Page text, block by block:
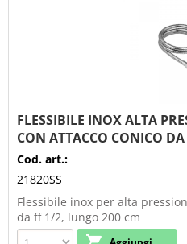
FLESSIBILE INOX ALTA
CON ATTACCO CONICO
Cod. art.:
21820SS
Flessibile inox per alta
da ff 1/2, lungo 200 cm